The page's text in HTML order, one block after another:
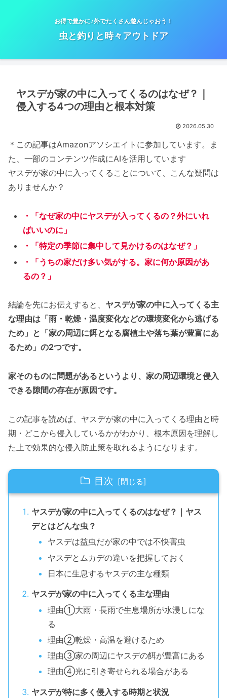
お得で豊かに♪外でたくさん遊んじゃおう！
虫と釣りと時々アウトドア
ヤスデが家の中に入ってくるのはなぜ？｜
侵入する4つの理由と根本対策
2026.05.30
＊この記事はAmazonアソシエイトに参加しています。ま
た、一部のコンテンツ作成にAIを活用しています
ヤスデが家の中に入ってくることについて、こんな疑問は
ありませんか？
・「なぜ家の中にヤスデが入ってくるの？外にいれ
ばいいのに」
・「特定の季節に集中して見かけるのはなぜ？」
・「うちの家だけ多い気がする。家に何か原因があ
るの？」
結論を先にお伝えすると、 ヤスデが家の中に入ってくる主
な理由は「雨・乾燥・温度変化などの環境変化から逃げる
ため」と「家の周辺に餌となる腐植土や落ち葉が豊富にあ
るため」の2つです。
家そのものに問題があるというより、家の周辺環境と侵入
できる隙間の存在が原因です。
この記事を読めば、ヤスデが家の中に入ってくる理由と時
期・どこから侵入しているかがわかり、根本原因を理解し
た上で効果的な侵入防止策を取れるようになります。
目次
ヤスデが家の中に入ってくるのはなぜ？｜ヤス
デとはどんな虫？
ヤスデは益虫だが家の中では不快害虫
ヤスデとムカデの違いを把握しておく
日本に生息するヤスデの主な種類
ヤスデが家の中に入ってくる主な理由
理由①大雨・長雨で生息場所が水浸しにな
る
理由②乾燥・高温を避けるため
理由③家の周辺にヤスデの餌が豊富にある
理由④光に引き寄せられる場合がある
ヤスデが特に多く侵入する時期と状況